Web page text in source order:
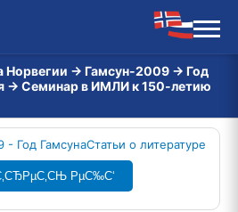
Норвегии → Гамсун-2009 → Год
→ Семинар в ИМЛИ к 150-летию
- Год ГамсунаСтатьи о литературе
РµС‰С‘